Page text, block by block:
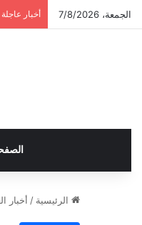
الجمعة، 7/8/2026 أخبار عاجلة
الرئيسية / أخبار